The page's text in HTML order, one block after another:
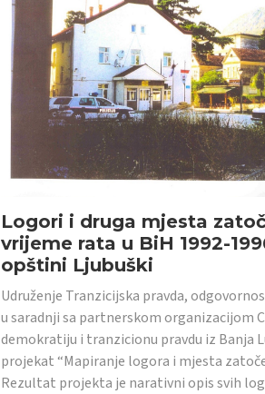
Logori i druga mjesta
vrijeme rata u BiH 1992-
opštini Ljubuški
Udruženje Tranzicijska pravda,
u saradnji sa partnerskom organizacijom
demokratiju i tranzicionu pravdu iz Banja
projekat “Mapiranje logora i mjesta
Rezultat projekta je narativni opis svih